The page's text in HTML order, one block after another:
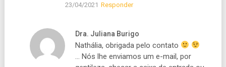
23/04/2021 Responder
Dra. Juliana Burigo
Nathália, obrigada pelo contato
… Nós lhe enviamos um e-mail, por